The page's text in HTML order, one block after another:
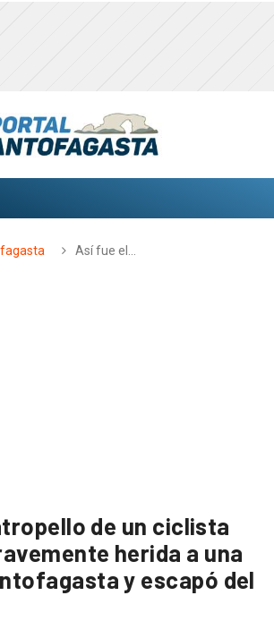
Así fue el…
de un ciclista
herida a una
y escapó del